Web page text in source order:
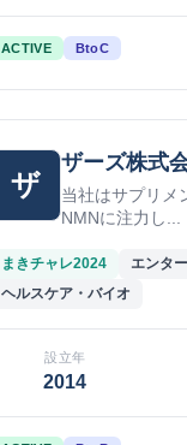
ACTIVE BtoC
ザ
ザーズ株式
当社はサプリメ
NMNに注力し...
まきチャレ2024
エンタ
ヘルスケア・バイオ
設立年
2014